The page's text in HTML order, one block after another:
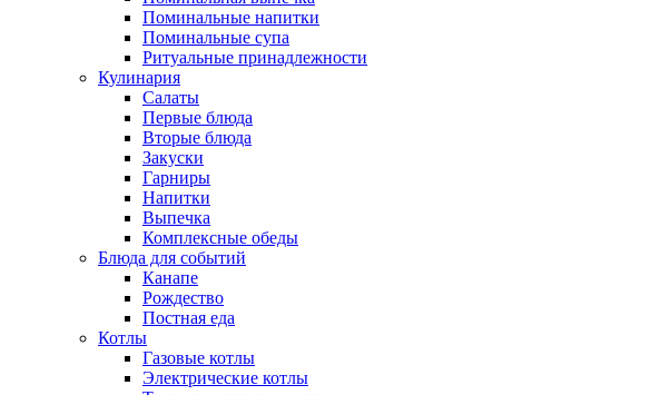
Поминальные напитки
Поминальные супа
Ритуальные принадлежности
Кулинария
Салаты
Первые блюда
Вторые блюда
Закуски
Гарниры
Напитки
Выпечка
Комплексные обеды
Блюда для событий
Канапе
Рождество
Постная еда
Котлы
Газовые котлы
Электрические котлы